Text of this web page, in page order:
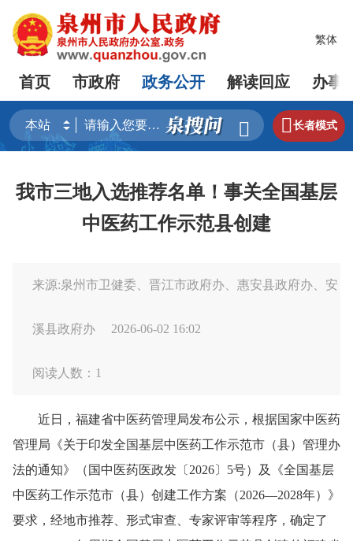
繁体
首页 市政府 政务公开 解读回应 办事
 长者模式
我市三地入选推荐名单！事关全国基层
中医药工作示范县创建
来源:泉州市卫健委、晋江市政府办、惠安县政府办、安
溪县政府办 2026-06-02 16:02
阅读人数： 1
近日，福建省中医药管理局发布公示，根据国家中医药
管理局《关于印发全国基层中医药工作示范市（县）管理办
法的通知》（国中医药医政发〔2026〕5号）及《全国基层
中医药工作示范市（县）创建工作方案（2026—2028年）》
要求，经地市推荐、形式审查、专家评审等程序，确定了